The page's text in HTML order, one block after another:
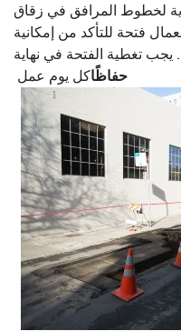
لخطوط المرافق في زقاق
شارع 4. يقيس العمال فتحة للتأكد من إمكانية
تغطية الفتحة في نهاية
كل يوم عملحفاظًا